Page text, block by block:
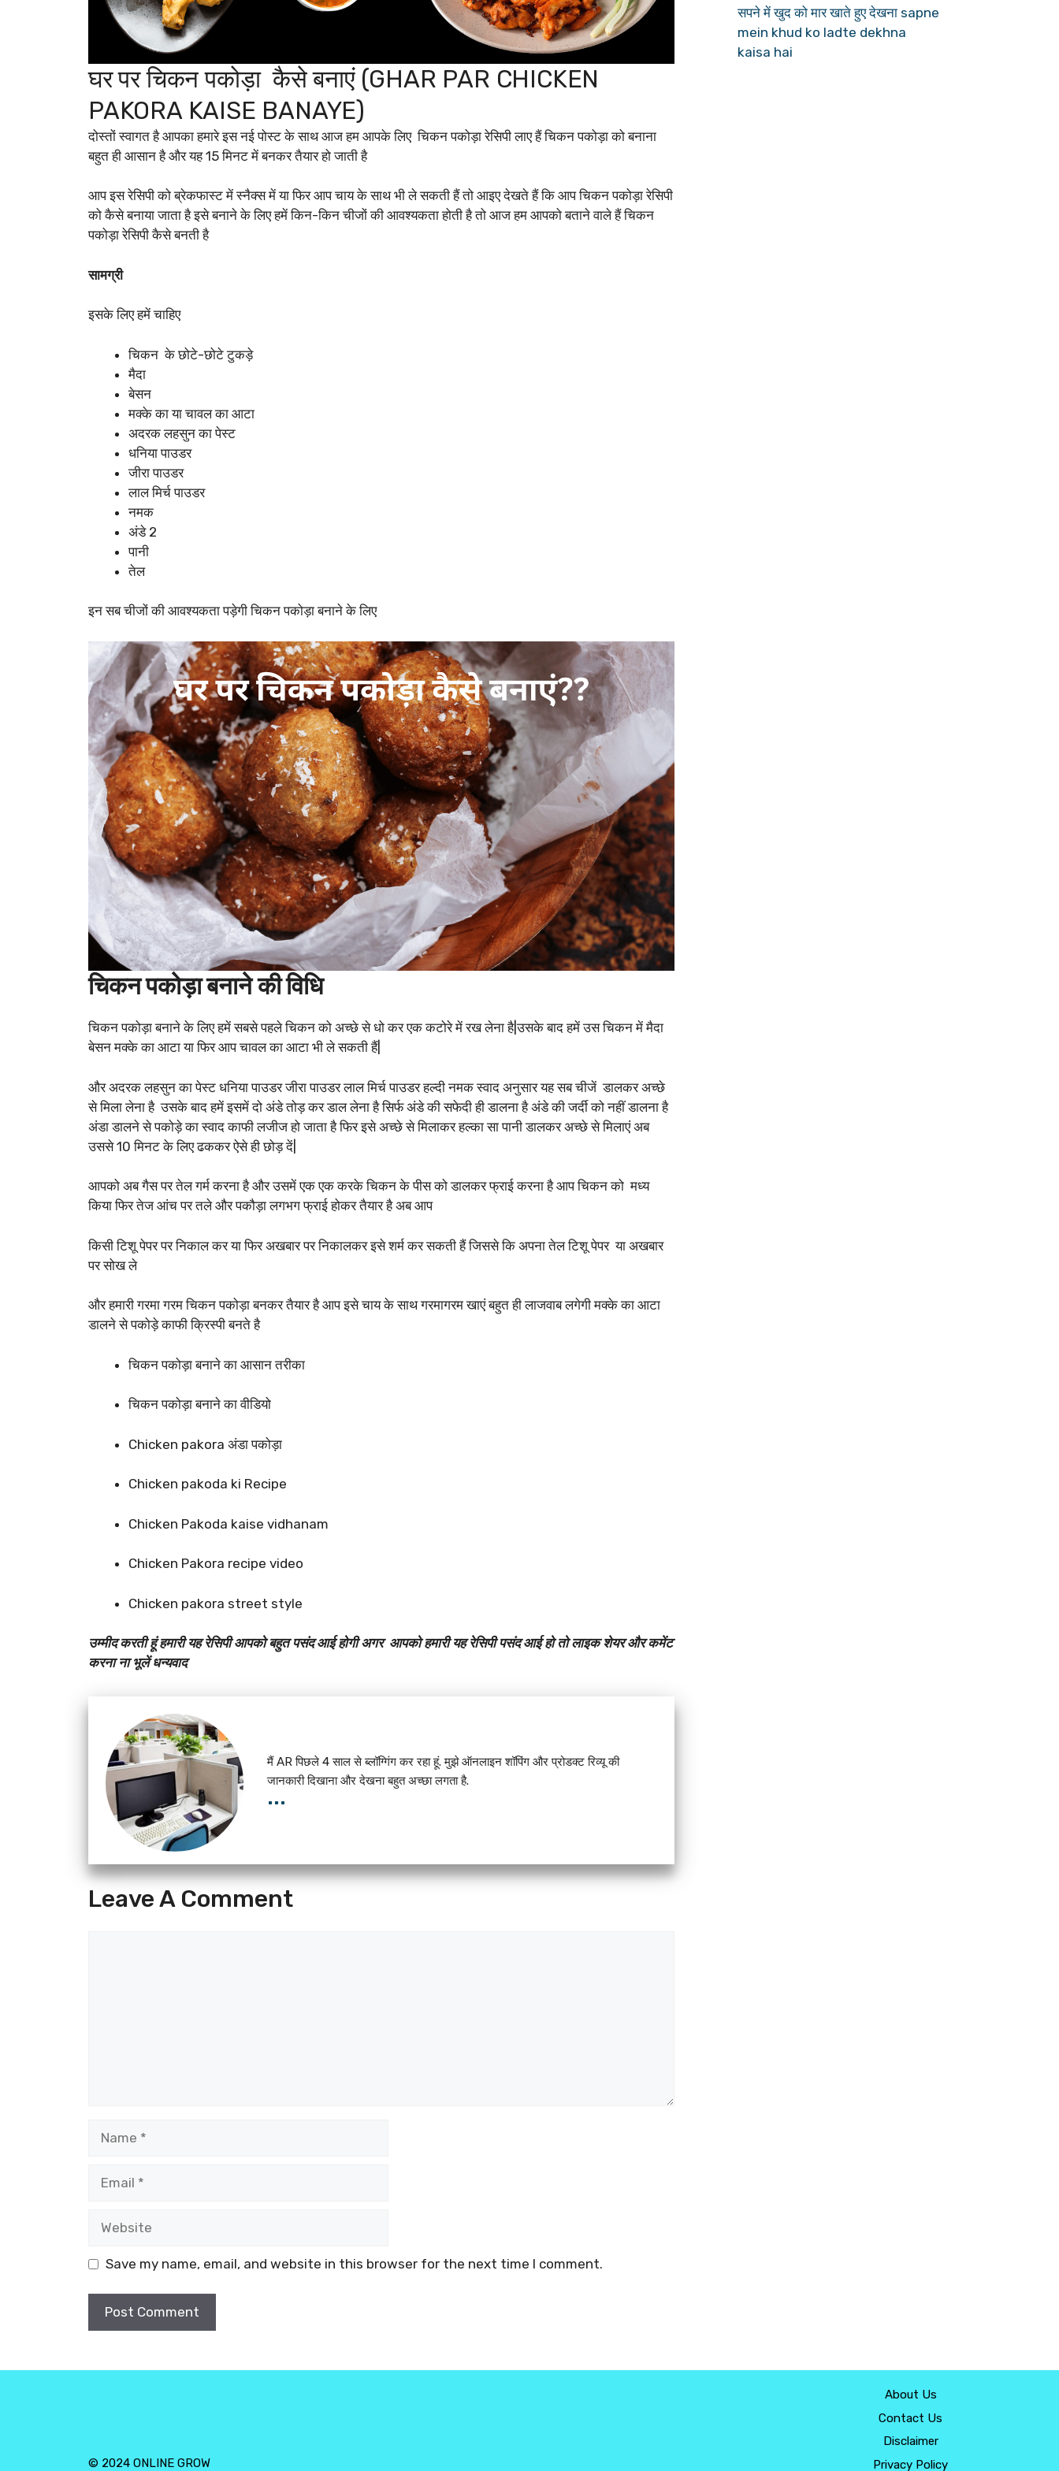
घर पर चिकन पकोड़ा कैसे बनाएं (GHAR PAR CHICKEN
PAKORA KAISE BANAYE)
दोस्तों स्वागत है आपका हमारे इस नई पोस्ट के साथ आज हम आपके लिए चिकन पकोड़ा रेसिपी लाए हैं चिकन पकोड़ा को बनाना
बहुत ही आसान है और यह 15 मिनट में बनकर तैयार हो जाती है
आप इस रेसिपी को ब्रेकफास्ट में स्नैक्स में या फिर आप चाय के साथ भी ले सकती हैं तो आइए देखते हैं कि आप चिकन पकोड़ा रेसिपी
को कैसे बनाया जाता है इसे बनाने के लिए हमें किन-किन चीजों की आवश्यकता होती है तो आज हम आपको बताने वाले हैं चिकन
पकोड़ा रेसिपी कैसे बनती है
सामग्री
इसके लिए हमें चाहिए
चिकन के छोटे-छोटे टुकड़े
मैदा
बेसन
मक्के का या चावल का आटा
अदरक लहसुन का पेस्ट
धनिया पाउडर
जीरा पाउडर
लाल मिर्च पाउडर
नमक
अंडे 2
पानी
तेल
इन सब चीजों की आवश्यकता पड़ेगी चिकन पकोड़ा बनाने के लिए
चिकन पकोड़ा बनाने की विधि
चिकन पकोड़ा बनाने के लिए हमें सबसे पहले चिकन को अच्छे से धो कर एक कटोरे में रख लेना है|उसके बाद हमें उस चिकन में मैदा
बेसन मक्के का आटा या फिर आप चावल का आटा भी ले सकती हैं|
और अदरक लहसुन का पेस्ट धनिया पाउडर जीरा पाउडर लाल मिर्च पाउडर हल्दी नमक स्वाद अनुसार यह सब चीजें डालकर अच्छे
से मिला लेना है उसके बाद हमें इसमें दो अंडे तोड़ कर डाल लेना है सिर्फ अंडे की सफेदी ही डालना है अंडे की जर्दी को नहीं डालना है
अंडा डालने से पकोड़े का स्वाद काफी लजीज हो जाता है फिर इसे अच्छे से मिलाकर हल्का सा पानी डालकर अच्छे से मिलाएं अब
उससे 10 मिनट के लिए ढककर ऐसे ही छोड़ दें|
आपको अब गैस पर तेल गर्म करना है और उसमें एक एक करके चिकन के पीस को डालकर फ्राई करना है आप चिकन को मध्य
किया फिर तेज आंच पर तले और पकौड़ा लगभग फ्राई होकर तैयार है अब आप
किसी टिशू पेपर पर निकाल कर या फिर अखबार पर निकालकर इसे शर्म कर सकती हैं जिससे कि अपना तेल टिशू पेपर या अखबार
पर सोख ले
और हमारी गरमा गरम चिकन पकोड़ा बनकर तैयार है आप इसे चाय के साथ गरमागरम खाएं बहुत ही लाजवाब लगेगी मक्के का आटा
डालने से पकोड़े काफी क्रिस्पी बनते है
चिकन पकोड़ा बनाने का आसान तरीका
चिकन पकोड़ा बनाने का वीडियो
Chicken pakora अंडा पकोड़ा
Chicken pakoda ki Recipe
Chicken Pakoda kaise vidhanam
Chicken Pakora recipe video
Chicken pakora street style
उम्मीद करती हूं हमारी यह रेसिपी आपको बहुत पसंद आई होगी अगर आपको हमारी यह रेसिपी पसंद आई हो तो लाइक शेयर और कमेंट
करना ना भूलें धन्यवाद
मैं AR पिछले 4 साल से ब्लॉग्गिंग कर रहा हूं. मुझे ऑनलाइन शॉपिंग और प्रोडक्ट रिव्यू की
जानकारी दिखाना और देखना बहुत अच्छा लगता है.
...
Leave A Comment
Save my name, email, and website in this browser for the next time I comment.
सपने में खुद को मार खाते हुए देखना sapne
mein khud ko ladte dekhna
kaisa hai
About Us
Contact Us
Disclaimer
Privacy Policy
© 2024 ONLINE GROW